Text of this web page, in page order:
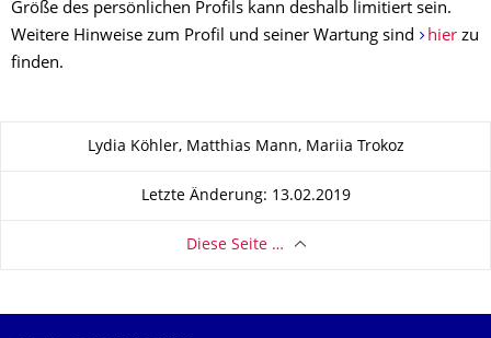
Größe des persönlichen Profils kann deshalb limitiert sein.
Weitere Hinweise zum Profil und seiner Wartung sind
hierzu
finden.
Zu dieser SeiteLydia Köhler, Matthias Mann, Mariia Trokoz
Letzte Änderung: 13.02.2019
Diese Seite …